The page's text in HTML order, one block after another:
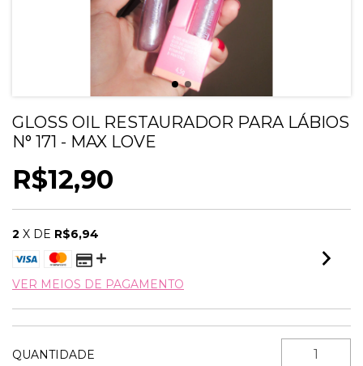
GLOSS OIL RESTAURADOR PARA LÁBIOS
N° 171 - MAX LOVE
R$12,90
2 X DE R$6,94
VER MEIOS DE PAGAMENTO
QUANTIDADE